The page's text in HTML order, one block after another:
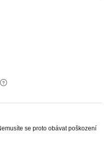
se proto obávat poškození